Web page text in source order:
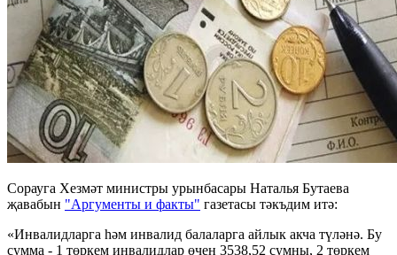
Сорауга Хезмәт министры урынбасары Наталья Бутаева
җавабын "Аргументы и факты" газетасы тәкъдим итә:
«Инвалидларга һәм инвалид балаларга айлык акча түләнә. Бу
сумма - 1 төркем инвалидлар өчен 3538,52 сумны, 2 төркем